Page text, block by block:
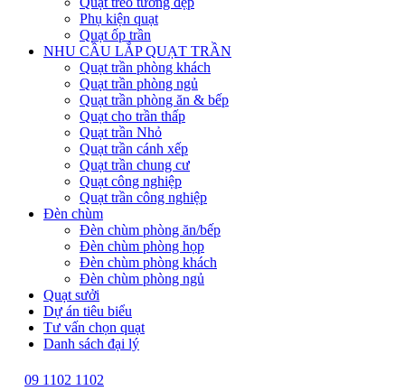
Phụ kiện quạt
Quạt ốp trần
NHU CẦU LẮP QUẠT TRẦN
Quạt trần phòng khách
Quạt trần phòng ngủ
Quạt trần phòng ăn & bếp
Quạt cho trần thấp
Quạt trần Nhỏ
Quạt trần cánh xếp
Quạt trần chung cư
Quạt công nghiệp
Quạt trần công nghiệp
Đèn chùm
Đèn chùm phòng ăn/bếp
Đèn chùm phòng họp
Đèn chùm phòng khách
Đèn chùm phòng ngủ
Quạt sưởi
Dự án tiêu biểu
Tư vấn chọn quạt
Danh sách đại lý
09 1102 1102